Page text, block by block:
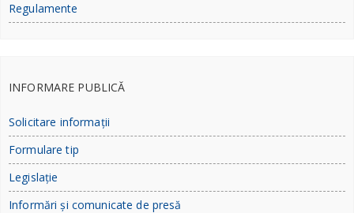
Regulamente
INFORMARE PUBLICĂ
Solicitare informații
Formulare tip
Legislație
Informări și comunicate de presă